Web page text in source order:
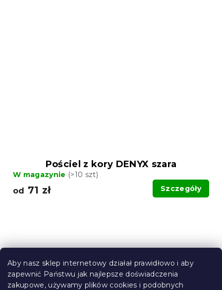
Aby nasz sklep internetowy działał prawidłowo i aby
zapewnić Państwu jak najlepsze doświadczenia
zakupowe, używamy plików cookies i podobnych
Pościel z kory DENYX szara
W magazynie (>10 szt)
od 71 zł Szczegóły